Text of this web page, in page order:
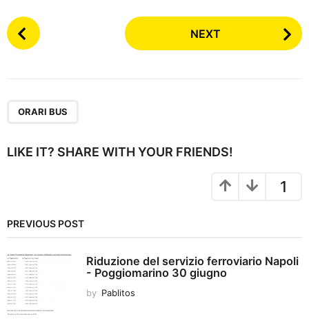
P
o
i
i
n
NEXT
ORARI BUS
LIKE IT? SHARE WITH YOUR FRIENDS!
1
PREVIOUS POST
Riduzione del servizio ferroviario Napoli
- Poggiomarino 30 giugno
by Pablitos